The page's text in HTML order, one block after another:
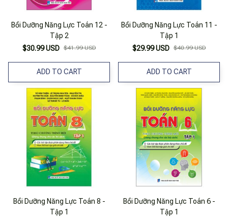
Bồi Dưỡng Năng Lực Toán 12 -
Tập 2
$30.99 USD $41.99 USD
ADD TO CART
Bồi Dưỡng Năng Lực Toán 11 -
Tập 1
$29.99 USD $40.99 USD
ADD TO CART
Bồi Dưỡng Năng Lực Toán 8 -
Tập 1
Bồi Dưỡng Năng Lực Toán 6 -
Tập 1